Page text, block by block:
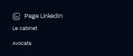
Page LinkedIn
Le cabinet
Avocats